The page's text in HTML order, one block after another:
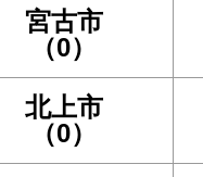
宮古市
（0）
北上市
（0）